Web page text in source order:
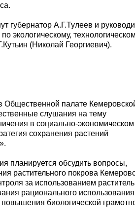
губернатор А.Г.Тулеев и
экологическому,
(Николай Георгиевич).
Общественной палате
слушания на тему
в социально-экономическом
сохранения растений
планируется обсудить вопросы,
растительного покрова
за использованием
рационального использования
повышения биологической